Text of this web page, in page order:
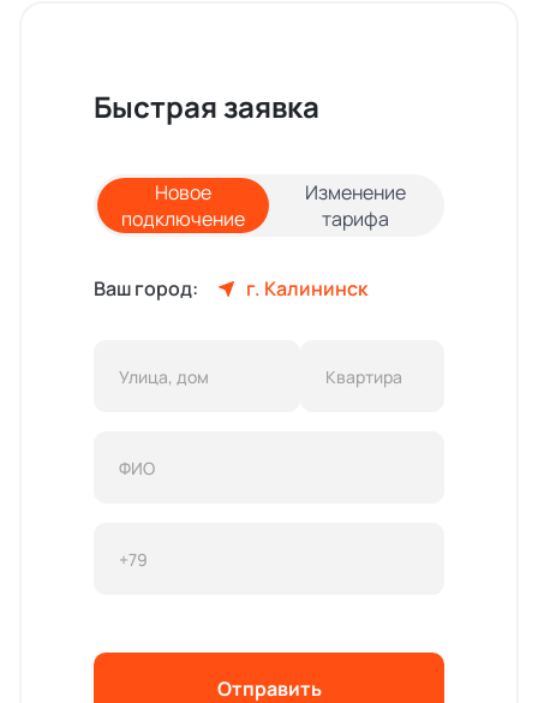
Быстрая заявка
Новое
подключение
Изменение
тарифа
Ваш город: г. Калининск
Отправить